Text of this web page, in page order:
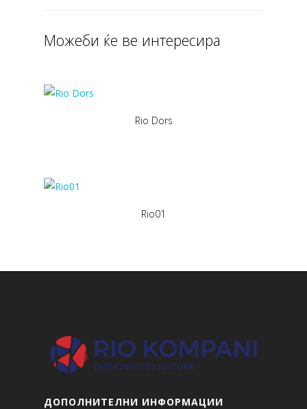
Можеби ќе ве интересира
Rio Dors
Rio01
ДОПОЛНИТЕЛНИ ИНФОРМАЦИИ